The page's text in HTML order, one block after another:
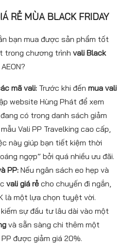
RẺMÙA BLACK FRIDAY
bạn mua được sản phẩm tốt
trong chương trình vali Black
mã vali: Trước khi đến mua vali
website Hùng Phát để xem
có trong danh sách giảm
Vali PP Travelking cao cấp,
này giúp bạn tiết kiệm thời
ngợp” bởi quá nhiều ưu đãi.
PP: Nếu ngân sách eo hẹp và
vali giá rẻ cho chuyến đi ngắn,
là một lựa chọn tuyệt vời.
sự đầu tư lâu dài vào một
và sẵn sàng chi thêm một
được giảm giá 20%.